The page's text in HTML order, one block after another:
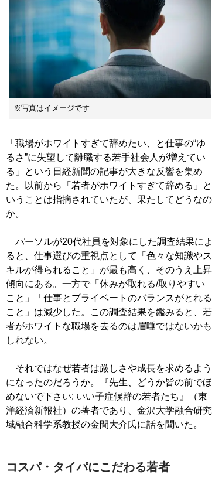
※写真はイメージです
「職場がホワイトすぎて辞めたい、と仕事の“ゆ
るさ”に失望して離職する若手社会人が増えてい
る」という日経新聞の記事が大きな反響を集め
た。以前から「若者がホワイトすぎて辞める」と
いうことは指摘されていたが、果たしてどうなの
か。
パーソルが20代社員を対象にした調査結果によ
ると、仕事選びの重視点として「色々な知識やス
キルが得られること」が最も高く、そのうえ上昇
傾向にある。一方で「休みが取れる/取りやすい
こと」「仕事とプライベートのバランスがとれる
こと」は減少した。この調査結果を鑑みると、若
者がホワイトな職場を去るのは眉唾ではないかも
しれない。
それではなぜ若者は厳しさや成長を求めるよう
になったのだろうか。『先生、どうか皆の前でほ
めないで下さい: いい子症候群の若者たち』（東
洋経済新報社）の著者であり、金沢大学融合研究
域融合科学系教授の金間大介氏に話を聞いた。
コスパ・タイパにこだわる若者